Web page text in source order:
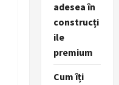
adesea în
construcți
ile
premium
Cum îți